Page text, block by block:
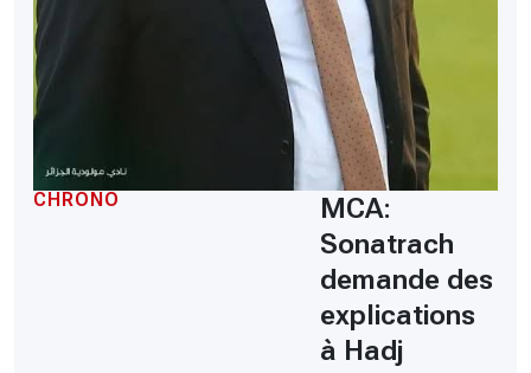
CHRONO
MCA:
Sonatrach
demande des
explications
à Hadj